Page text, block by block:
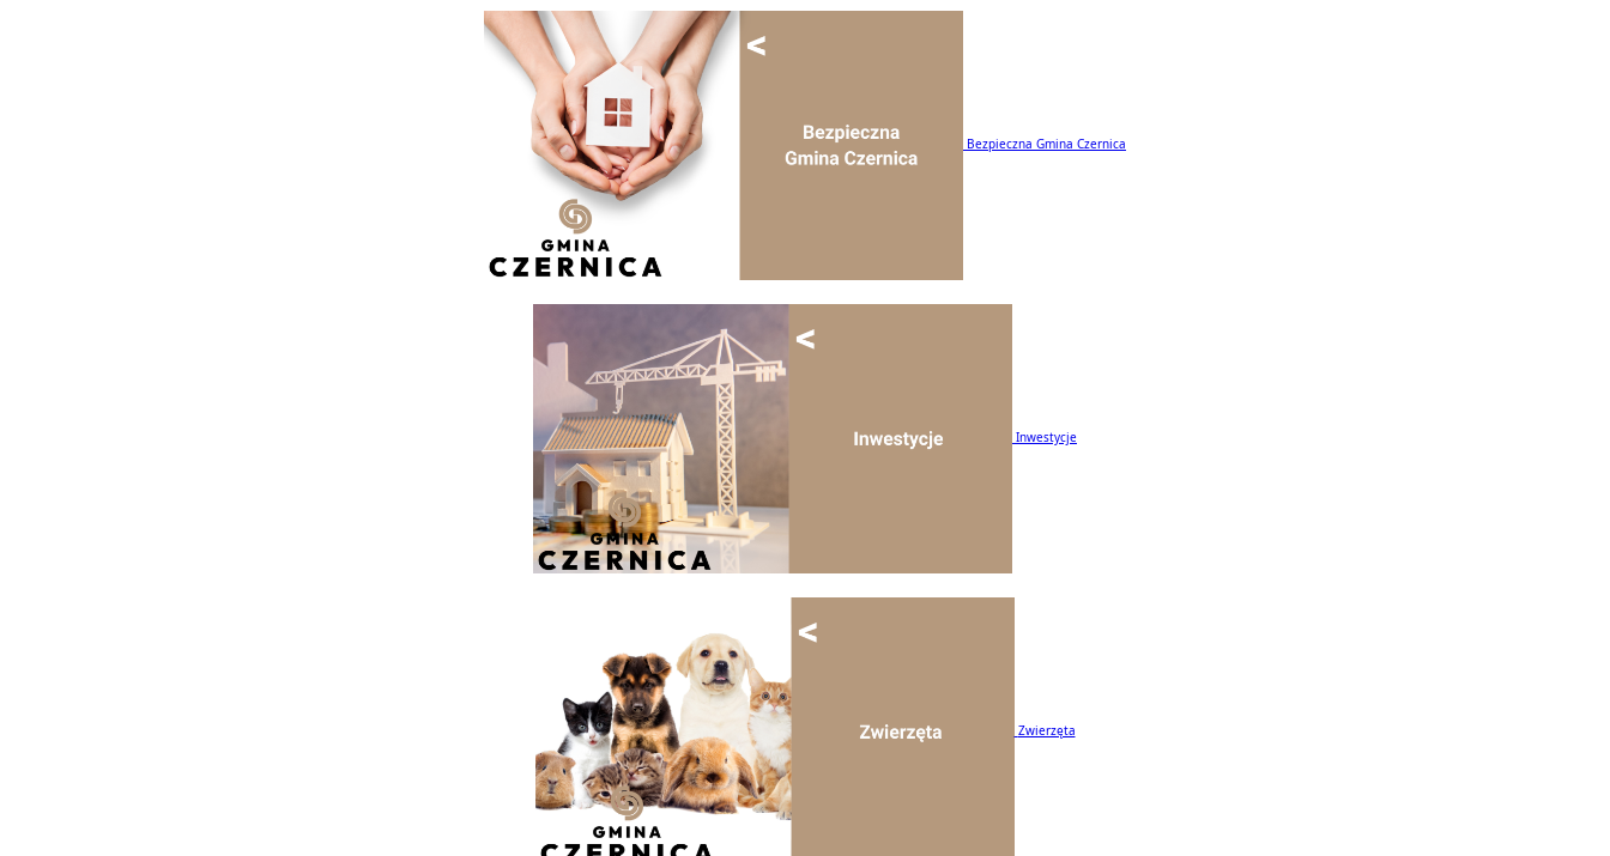
Bezpieczna Gmina Czernica
Inwestycje
Zwierzęta